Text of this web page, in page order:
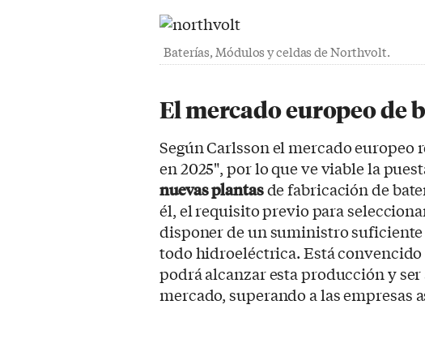
Baterías, Módulos y celdas de Northvolt.
El mercado europeo de
Según Carlsson el mercado europeo
en 2025", por lo que ve viable la
nuevas plantasde fabricación de
él, el requisito previo para
disponer de un suministro suficiente
todo hidroeléctrica. Está convencido
podrá alcanzar esta producción y
mercado, superando a las empresas